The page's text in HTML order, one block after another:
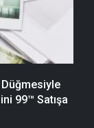
99™ Satışa